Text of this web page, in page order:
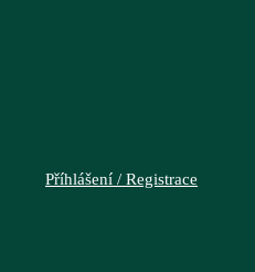
Příhlášení / Registrace